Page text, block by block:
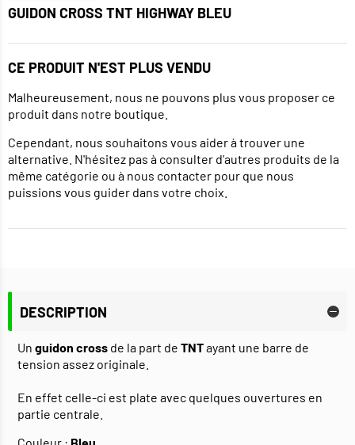
GUIDON CROSS TNT HIGHWAY BLEU
CE PRODUIT N'EST PLUS VENDU
Malheureusement, nous ne pouvons plus vous proposer ce
produit dans notre boutique.
Cependant, nous souhaitons vous aider à trouver une
alternative. N'hésitez pas à consulter d'autres produits de la
même catégorie ou à nous contacter pour que nous
puissions vous guider dans votre choix.
DESCRIPTION
Un guidon cross de la part de TNTayant une barre de
tension assez originale.
En effet celle-ci est plate avec quelques ouvertures en
partie centrale.